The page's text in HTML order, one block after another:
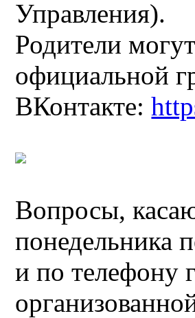
Управления).
Родители
официальной
ВКонтакте:
Вопросы,
понедельника
и по телефону